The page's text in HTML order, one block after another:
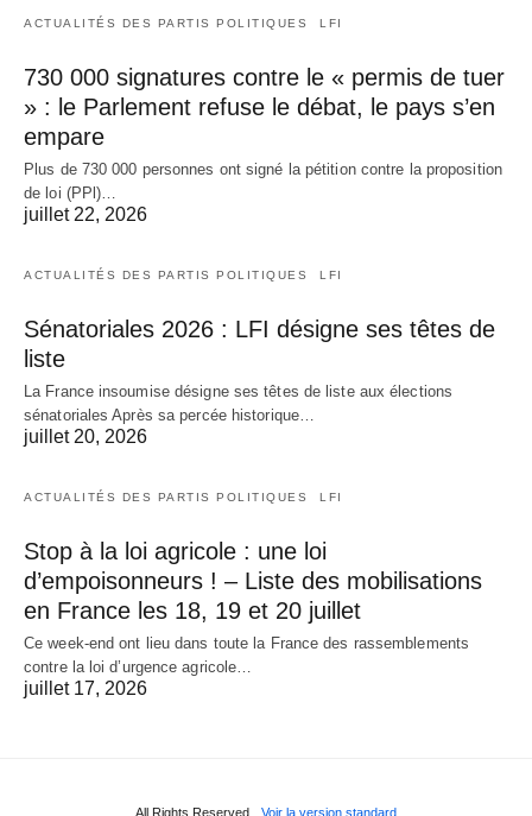
ACTUALITÉS DES PARTIS POLITIQUES LFI
730 000 signatures contre le « permis de tuer
» : le Parlement refuse le débat, le pays s’en
empare
Plus de 730 000 personnes ont signé la pétition contre la proposition
de loi (PPl)…
juillet 22, 2026
ACTUALITÉS DES PARTIS POLITIQUES LFI
Sénatoriales 2026 : LFI désigne ses têtes de
liste
La France insoumise désigne ses têtes de liste aux élections
sénatoriales Après sa percée historique…
juillet 20, 2026
ACTUALITÉS DES PARTIS POLITIQUES LFI
Stop à la loi agricole : une loi
d’empoisonneurs ! – Liste des mobilisations
en France les 18, 19 et 20 juillet
Ce week-end ont lieu dans toute la France des rassemblements
contre la loi d’urgence agricole…
juillet 17, 2026
All Rights Reserved Voir la version standard